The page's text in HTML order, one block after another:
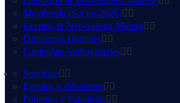
Membresía (Socios 2026)
Eventos & Networking Minero
Difusiones Digitales
Campañas Audiovisuales
Servicios
Eventos y difusiones
Ponentes y Panelistas